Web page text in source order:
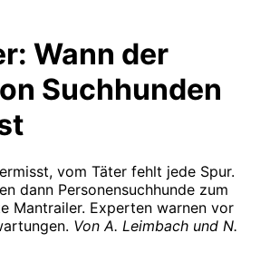
Wann der
Suchhunden
vom Täter fehlt jede Spur.
dann Personensuchhunde zum
Mantrailer. Experten warnen vor
Von A. Leimbach und N.